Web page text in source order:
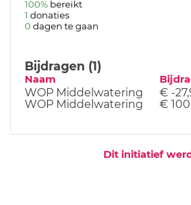
100% bereikt
1 donaties
0 dagen te gaan
Bijdragen (1)
Naam
WOP Middelwatering € -
WOP Middelwatering
€
Dit initiatief